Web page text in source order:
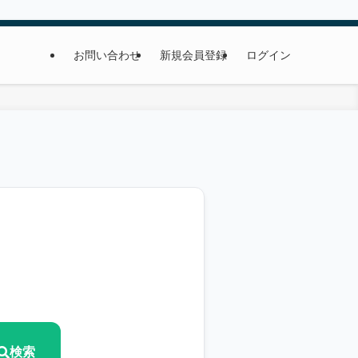
お問い合わせ 新規会員登録 ログイン
検索